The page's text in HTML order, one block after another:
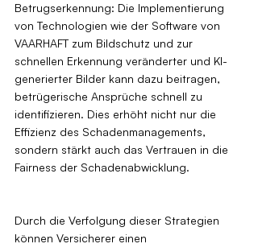
Betrugserkennung: Die Implementierung
von Technologien wie der Software von
VAARHAFT zum Bildschutz und zur
schnellen Erkennung veränderter und KI-
generierter Bilder kann dazu beitragen,
betrügerische Ansprüche schnell zu
identifizieren. Dies erhöht nicht nur die
Effizienz des Schadenmanagements,
sondern stärkt auch das Vertrauen in die
Fairness der Schadenabwicklung.
Durch die Verfolgung dieser Strategien
können Versicherer einen